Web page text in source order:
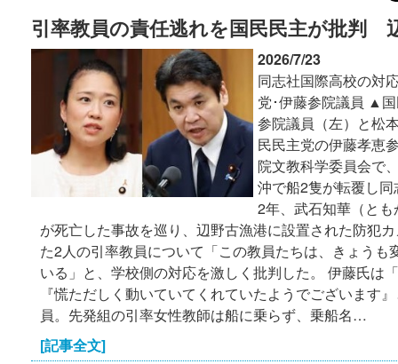
引率教員の責任逃れを国民民主が批判
2026/7/23
同志社国際高校の対
党･伊藤参院議員 ▲
参院議員（左）と松
民民主党の伊藤孝恵
院文教科学委員会で
沖で船2隻が転覆し
2年、武石知華（と
が死亡した事故を巡り、辺野古漁港に設置された防犯
た2人の引率教員について「この教員たちは、きょうも
いる」と、学校側の対応を激しく批判した。 伊藤氏は
『慌ただしく動いていてくれていたようでございます
員。先発組の引率女性教師は船に乗らず、乗船名…
[記事全文]